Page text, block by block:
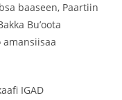
baaseen, Paartiin
Bu’oota
IGAD